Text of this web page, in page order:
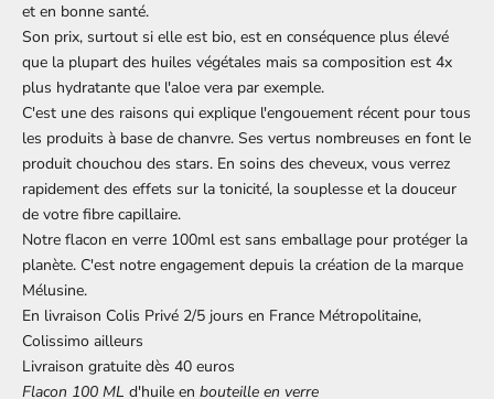
et en bonne santé.
Son prix, surtout si elle est bio, est en conséquence plus élevé
que la plupart des huiles végétales mais sa composition est 4x
plus hydratante que l'aloe vera par exemple.
C'est une des raisons qui explique l'engouement récent pour tous
les produits à base de chanvre. Ses vertus nombreuses en font le
produit chouchou des stars. En soins des cheveux, vous verrez
rapidement des effets sur la tonicité, la souplesse et la douceur
de votre fibre capillaire.
Notre flacon en verre 100ml est sans emballage pour protéger la
planète. C'est notre engagement depuis la création de la marque
Mélusine.
En livraison Colis Privé 2/5 jours en France Métropolitaine,
Colissimo ailleurs
Livraison gratuite dès 40 euros
Flacon 100 ML d'huile en bouteille en verre